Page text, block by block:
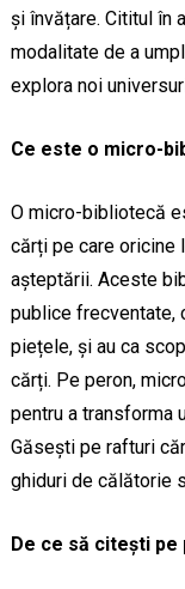
și învățare. Cititul în
modalitate de a
explora noi
Ce este o micro-
O micro-bibliotecă
cărți pe care oricine
așteptării. Aceste
publice frecventate,
piețele, și au ca
cărți. Pe peron,
pentru a transforma
Găsești pe rafturi
ghiduri de călătorie
De ce să citești pe